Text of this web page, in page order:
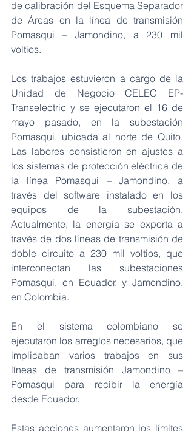
de calibración del Esquema Separador
de Áreas en la línea de transmisión
Pomasqui – Jamondino, a 230 mil
voltios.
Los trabajos estuvieron a cargo de la
Unidad de Negocio CELEC EP-
Transelectric y se ejecutaron el 16 de
mayo pasado, en la subestación
Pomasqui, ubicada al norte de Quito.
Las labores consistieron en ajustes a
los sistemas de protección eléctrica de
la línea Pomasqui – Jamondino, a
través del software instalado en los
equipos de la subestación.
Actualmente, la energía se exporta a
través de dos líneas de transmisión de
doble circuito a 230 mil voltios, que
interconectan las subestaciones
Pomasqui, en Ecuador, y Jamondino,
en Colombia.
En el sistema colombiano se
ejecutaron los arreglos necesarios, que
implicaban varios trabajos en sus
líneas de transmisión Jamondino –
Pomasqui para recibir la energía
desde Ecuador.
Estas acciones aumentaron los límites